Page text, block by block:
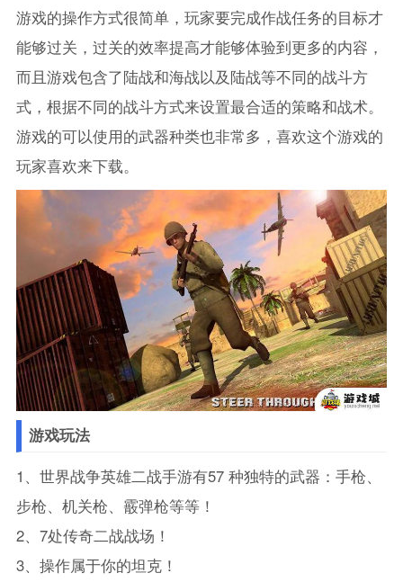
游戏的操作方式很简单，玩家要完成作战任务的目标才
能够过关，过关的效率提高才能够体验到更多的内容，
而且游戏包含了陆战和海战以及陆战等不同的战斗方
式，根据不同的战斗方式来设置最合适的策略和战术。
游戏的可以使用的武器种类也非常多，喜欢这个游戏的
玩家喜欢来下载。
游戏玩法
1、世界战争英雄二战手游有57 种独特的武器：手枪、
步枪、机关枪、霰弹枪等等！
2、7处传奇二战战场！
3、操作属于你的坦克！